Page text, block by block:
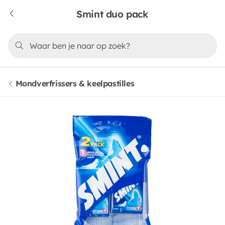
Smint duo pack
Mondverfrissers & keelpastilles